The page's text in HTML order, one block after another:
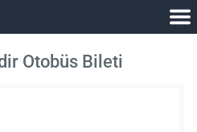
Otobüs Bileti